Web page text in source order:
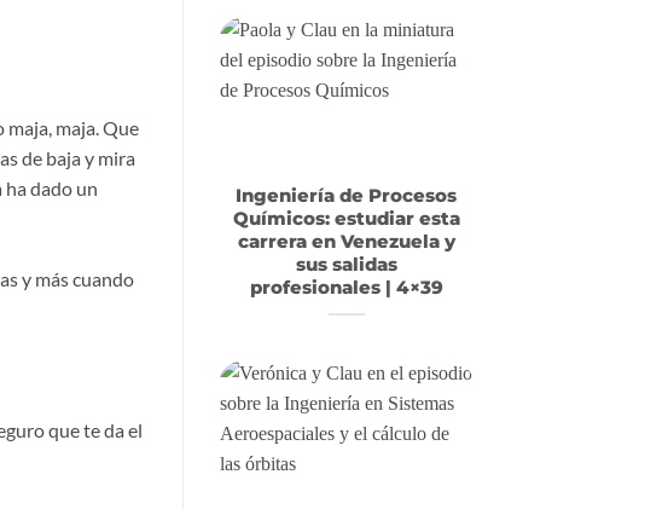
maja. Que
de baja y mira
dado un
y más cuando
que te da el
Ingeniería de Procesos
Químicos: estudiar esta
carrera en Venezuela y
sus salidas
profesionales | 4×39